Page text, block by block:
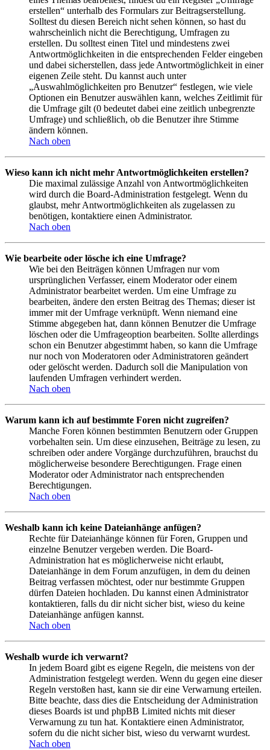
erstellen“ unterhalb des Formulars zur Beitragserstellung.
Solltest du diesen Bereich nicht sehen können, so hast du
wahrscheinlich nicht die Berechtigung, Umfragen zu
erstellen. Du solltest einen Titel und mindestens zwei
Antwortmöglichkeiten in die entsprechenden Felder eingeben
und dabei sicherstellen, dass jede Antwortmöglichkeit in einer
eigenen Zeile steht. Du kannst auch unter
„Auswahlmöglichkeiten pro Benutzer“ festlegen, wie viele
Optionen ein Benutzer auswählen kann, welches Zeitlimit für
die Umfrage gilt (0 bedeutet dabei eine zeitlich unbegrenzte
Umfrage) und schließlich, ob die Benutzer ihre Stimme
ändern können.
Nach oben
Wieso kann ich nicht mehr Antwortmöglichkeiten erstellen?
Die maximal zulässige Anzahl von Antwortmöglichkeiten
wird durch die Board-Administration festgelegt. Wenn du
glaubst, mehr Antwortmöglichkeiten als zugelassen zu
benötigen, kontaktiere einen Administrator.
Nach oben
Wie bearbeite oder lösche ich eine Umfrage?
Wie bei den Beiträgen können Umfragen nur vom
ursprünglichen Verfasser, einem Moderator oder einem
Administrator bearbeitet werden. Um eine Umfrage zu
bearbeiten, ändere den ersten Beitrag des Themas; dieser ist
immer mit der Umfrage verknüpft. Wenn niemand eine
Stimme abgegeben hat, dann können Benutzer die Umfrage
löschen oder die Umfrageoption bearbeiten. Sollte allerdings
schon ein Benutzer abgestimmt haben, so kann die Umfrage
nur noch von Moderatoren oder Administratoren geändert
oder gelöscht werden. Dadurch soll die Manipulation von
laufenden Umfragen verhindert werden.
Nach oben
Warum kann ich auf bestimmte Foren nicht zugreifen?
Manche Foren können bestimmten Benutzern oder Gruppen
vorbehalten sein. Um diese einzusehen, Beiträge zu lesen, zu
schreiben oder andere Vorgänge durchzuführen, brauchst du
möglicherweise besondere Berechtigungen. Frage einen
Moderator oder Administrator nach entsprechenden
Berechtigungen.
Nach oben
Weshalb kann ich keine Dateianhänge anfügen?
Rechte für Dateianhänge können für Foren, Gruppen und
einzelne Benutzer vergeben werden. Die Board-
Administration hat es möglicherweise nicht erlaubt,
Dateianhänge in dem Forum anzufügen, in dem du deinen
Beitrag verfassen möchtest, oder nur bestimmte Gruppen
dürfen Dateien hochladen. Du kannst einen Administrator
kontaktieren, falls du dir nicht sicher bist, wieso du keine
Dateianhänge anfügen kannst.
Nach oben
Weshalb wurde ich verwarnt?
In jedem Board gibt es eigene Regeln, die meistens von der
Administration festgelegt werden. Wenn du gegen eine dieser
Regeln verstoßen hast, kann sie dir eine Verwarnung erteilen.
Bitte beachte, dass dies die Entscheidung der Administration
dieses Boards ist und phpBB Limited nichts mit dieser
Verwarnung zu tun hat. Kontaktiere einen Administrator,
sofern du die nicht sicher bist, wieso du verwarnt wurdest.
Nach oben